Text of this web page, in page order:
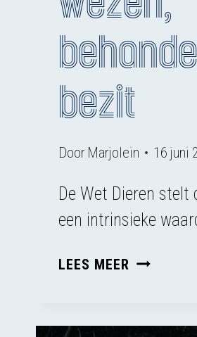
bezit
Door Marjolein 16 juni
De Wet Dieren stelt
een intrinsieke
LEES MEER ERKEND
WEZEN,